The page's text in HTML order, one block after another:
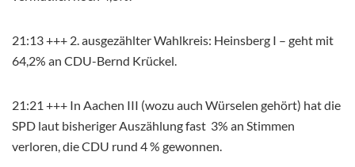
21:13 +++ 2. ausgezählter Wahlkreis: Heinsberg I – geht mit
64,2% an CDU-Bernd Krückel.
21:21 +++ In Aachen III (wozu auch Würselen gehört) hat die
SPD laut bisheriger Auszählung fast 3% an Stimmen
verloren, die CDU rund 4 % gewonnen.